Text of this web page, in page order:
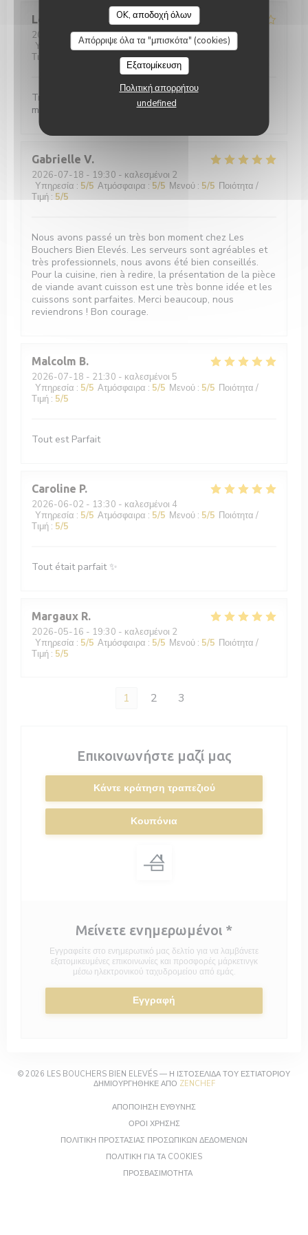
OK, αποδοχή όλων
Απόρριψε όλα τα "μπισκότα" (cookies)
Εξατομίκευση
Πολιτική απορρήτου
undefined
Leroy
2026-07-21- 12:45 - καλεσμένοι 2
Υπηρεσία
4/5 Ατμόσφαιρα 4/5 Μενού:4/5 Ποιότητα /
Τιμή
Très bonne viande et bon conseil pour choisir le
morceau de viande
Gabrielle V
2026-07-18 - 19:30 - καλεσμένοι 2
Υπηρεσία : 5/5 Ατμόσφαιρα : 5/5 Μενού : 5/5 Ποιότητα /
Τιμή:5/5
Nous avons passé un très bon moment chez Les
Bouchers Bien Elevés. Les serveurs sont agréables et
très professionnels, nous avons été bien conseillés.
Pour la cuisine, rien à redire, la présentation de la pièce
de viande avant cuisson est une très bonne idée et les
cuissons sont parfaites. Merci beaucoup, nous
reviendrons ! Bon courage.
Malcolm B
2026-07-18 - 21:30 - καλεσμένοι 5
Υπηρεσία : 5/5 Ατμόσφαιρα : 5/5 Μενού : 5/5 Ποιότητα /
Τιμή : 5/5
Tout est Parfait
Caroline P
2026-06-02 - 13:30 - καλεσμένοι 4
Υπηρεσία : 5/5 Ατμόσφαιρα : 5/5 Μενού : 5/5 Ποιότητα /
Τιμή : 5/5
Tout était parfait ✨
Margaux R
2026-05-16 - 19:30 - καλεσμένοι 2
Υπηρεσία : 5/5 Ατμόσφαιρα : 5/5 Μενού : 5/5 Ποιότητα /
Τιμή : 5/5
1 2 3
Επικοινωνήστε μαζί μας
Κάντε κράτηση τραπεζιού
Κουπόνια
Μείνετε ενημερωμένοι *
Εγγραφείτε στο ενημερωτικό μας δελτίο για να λαμβάνετε
εξατομικευμένες επικοινωνίες και προσφορές μάρκετινγκ
μέσω ηλεκτρονικού ταχυδρομείου από εμάς.
Εγγραφή
© 2026 LES BOUCHERS BIEN ELEVÉS — Η ΙΣΤΟΣΕΛΊΔΑ ΤΟΥ ΕΣΤΙΑΤΟΡΊΟΥ
ΔΗΜΙΟΥΡΓΉΘΗΚΕ ΑΠΌ ZENCHEF((ΑΝΟΊΓΕΙ ΣΕ ΝΈΟ
ΑΠΟΠΟΊΗΣΗ ΕΥΘΎΝΗΣ((ΑΝΟΊΓΕΙ ΣΕ ΝΈΟ ΠΑΡΆΘΥΡΟ))
ΌΡΟΙ ΧΡΉΣΗΣ((ΑΝΟΊΓΕΙ ΣΕ ΝΈΟ ΠΑΡΆΘΥΡΟ))
ΠΟΛΙΤΙΚΉ ΠΡΟΣΤΑΣΊΑΣ ΠΡΟΣΩΠΙΚΏΝ ΔΕΔΟΜΈΝΩΝ
ΠΟΛΙΤΙΚΉ ΓΙΑ ΤΑ COOKIES((ΑΝΟΊΓΕΙ ΣΕ ΝΈΟ
ΠΡΟΣΒΑΣΙΜΌΤΗΤΑ((ΑΝΟΊΓΕΙ ΣΕ ΝΈΟ ΠΑΡΆΘΥΡΟ))